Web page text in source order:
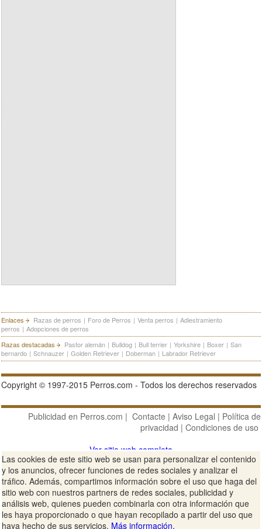
Enlaces Razas de perros | Foro de Perros | Venta perros | Adiestramiento
perros | Adopciones de perros
Razas destacadas
Pastor alemán | Bulldog | Bull terrier | Yorkshire | Boxer | San
bernardo | Schnauzer | Golden Retriever | Doberman | Labrador Retriever
Copyright © 1997-2015 Perros.com - Todos los derechos reservados
Publicidad en Perros.com | Contacte | Aviso Legal | Política de
privacidad | Condiciones de uso
Ver sitio web completo
Las cookies de este sitio web se usan para personalizar el contenido
y los anuncios, ofrecer funciones de redes sociales y analizar el
tráfico. Además, compartimos información sobre el uso que haga del
sitio web con nuestros partners de redes sociales, publicidad y
análisis web, quienes pueden combinarla con otra información que
les haya proporcionado o que hayan recopilado a partir del uso que
haya hecho de sus servicios. Más información.